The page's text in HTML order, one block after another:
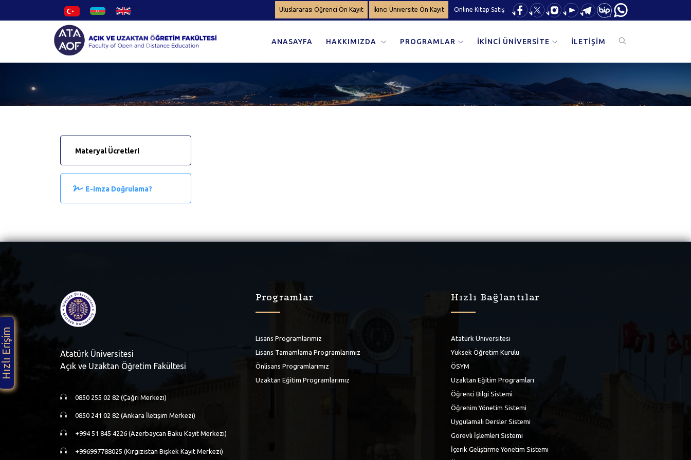
Uluslararası Öğrenci Ön Kayıt İkinci Üniversite Ön Kayıt Online Kitap Satış
ANASAYFA HAKKIMIZDA PROGRAMLAR İKİNCİ ÜNİVERSİTE İLETİŞİM
Materyal Ücretleri
E-imza Doğrulama?
Atatürk Üniversitesi
Açık ve Uzaktan Öğretim Fakültesi
0850 255 02 82 (Çağrı Merkezi)
0850 241 02 82 (Ankara İletişim Merkezi)
+994 51 845 4226 (Azerbaycan Bakü Kayıt Merkezi)
+996997788025 (Kırgızistan Bişkek Kayıt Merkezi)
Programlar
Lisans Programlarımız
Lisans Tamamlama Programlarımız
Önlisans Programlarımız
Uzaktan Eğitim Programlarımız
Hızlı Bağlantılar
Atatürk Üniversitesi
Yüksek Öğretim Kurulu
ÖSYM
Uzaktan Eğitim Programları
Öğrenci Bilgi Sistemi
Öğrenim Yönetim Sistemi
Uygulamalı Dersler Sistemi
Görevli İşlemleri Sistemi
İçerik Geliştirme Yönetim Sistemi
Hızlı Erişim